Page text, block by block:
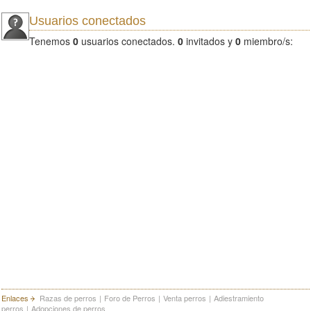
Usuarios conectados
Tenemos 0 usuarios conectados. 0 invitados y 0 miembro/s:
Enlaces Razas de perros | Foro de Perros | Venta perros | Adiestramiento
perros | Adopciones de perros